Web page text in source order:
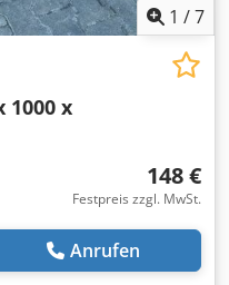
1 /7
1000 x
148 €
Festpreis zzgl. MwSt.
Anrufen